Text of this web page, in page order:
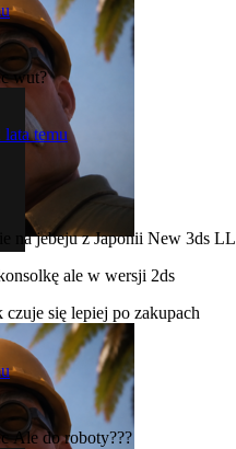
wut?
lata temu
na jebeju z Japonii New 3ds LL
ale w wersji 2ds
czuje się lepiej po zakupach
Ale do roboty???